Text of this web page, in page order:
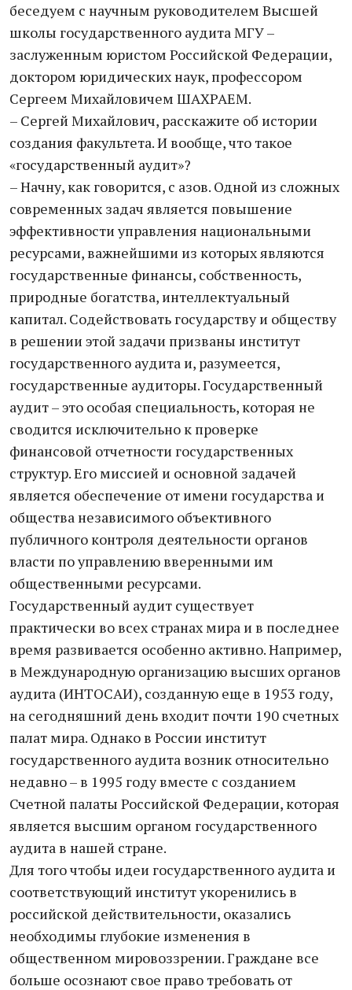
беседуем с научным руководителем Высшей
школы государственного аудита МГУ –
заслуженным юристом Российской Федерации,
доктором юридических наук, профессором
Сергеем Михайловичем ШАХРАЕМ.
– Сергей Михайлович, расскажите об истории
создания факультета. И вообще, что такое
«государственный аудит»?
– Начну, как говорится, с азов. Одной из сложных
современных задач является повышение
эффективности управления национальными
ресурсами, важнейшими из которых являются
государственные финансы, собственность,
природные богатства, интеллектуальный
капитал. Содействовать государству и обществу
в решении этой задачи призваны институт
государственного аудита и, разумеется,
государственные аудиторы. Государственный
аудит – это особая специальность, которая не
сводится исключительно к проверке
финансовой отчетности государственных
структур. Его миссией и основной задачей
является обеспечение от имени государства и
общества независимого объективного
публичного контроля деятельности органов
власти по управлению вверенными им
общественными ресурсами.
Государственный аудит существует
практически во всех странах мира и в последнее
время развивается особенно активно. Например,
в Международную организацию высших органов
аудита (ИНТОСАИ), созданную еще в 1953 году,
на сегодняшний день входит почти 190 счетных
палат мира. Однако в России институт
государственного аудита возник относительно
недавно – в 1995 году вместе с созданием
Счетной палаты Российской Федерации, которая
является высшим органом государственного
аудита в нашей стране.
Для того чтобы идеи государственного аудита и
соответствующий институт укоренились в
российской действительности, оказались
необходимы глубокие изменения в
общественном мировоззрении. Граждане все
больше осознают свое право требовать от